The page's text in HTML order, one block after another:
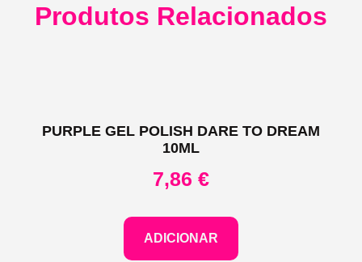
Produtos Relacionados
PURPLE GEL POLISH DARE TO DREAM
10ML
7,86 €
ADICIONAR